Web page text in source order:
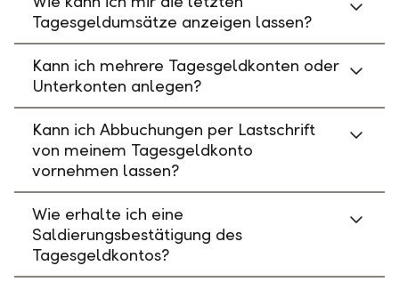
Tagesgeldumsätze anzeigen lassen?
Kann ich mehrere Tagesgeldkonten oder
Unterkonten anlegen?
Kann ich Abbuchungen per Lastschrift
von meinem Tagesgeldkonto
vornehmen lassen?
Wie erhalte ich eine
Saldierungsbestätigung des
Tagesgeldkontos?